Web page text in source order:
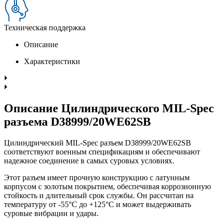
Техническая поддержка
Описание
Характеристики
Описание Цилиндрического MIL-Spec
разъема D38999/20WE62SB
Цилиндрический MIL-Spec разъем D38999/20WE62SB
соответствуют военным спецификациям и обеспечивают
надежное соединение в самых суровых условиях.
Этот разъем имеет прочную конструкцию с латунным
корпусом с золотым покрытием, обеспечивая коррозионную
стойкость и длительный срок службы. Он рассчитан на
температуру от -55°C до +125°C и может выдерживать
суровые вибрации и удары.